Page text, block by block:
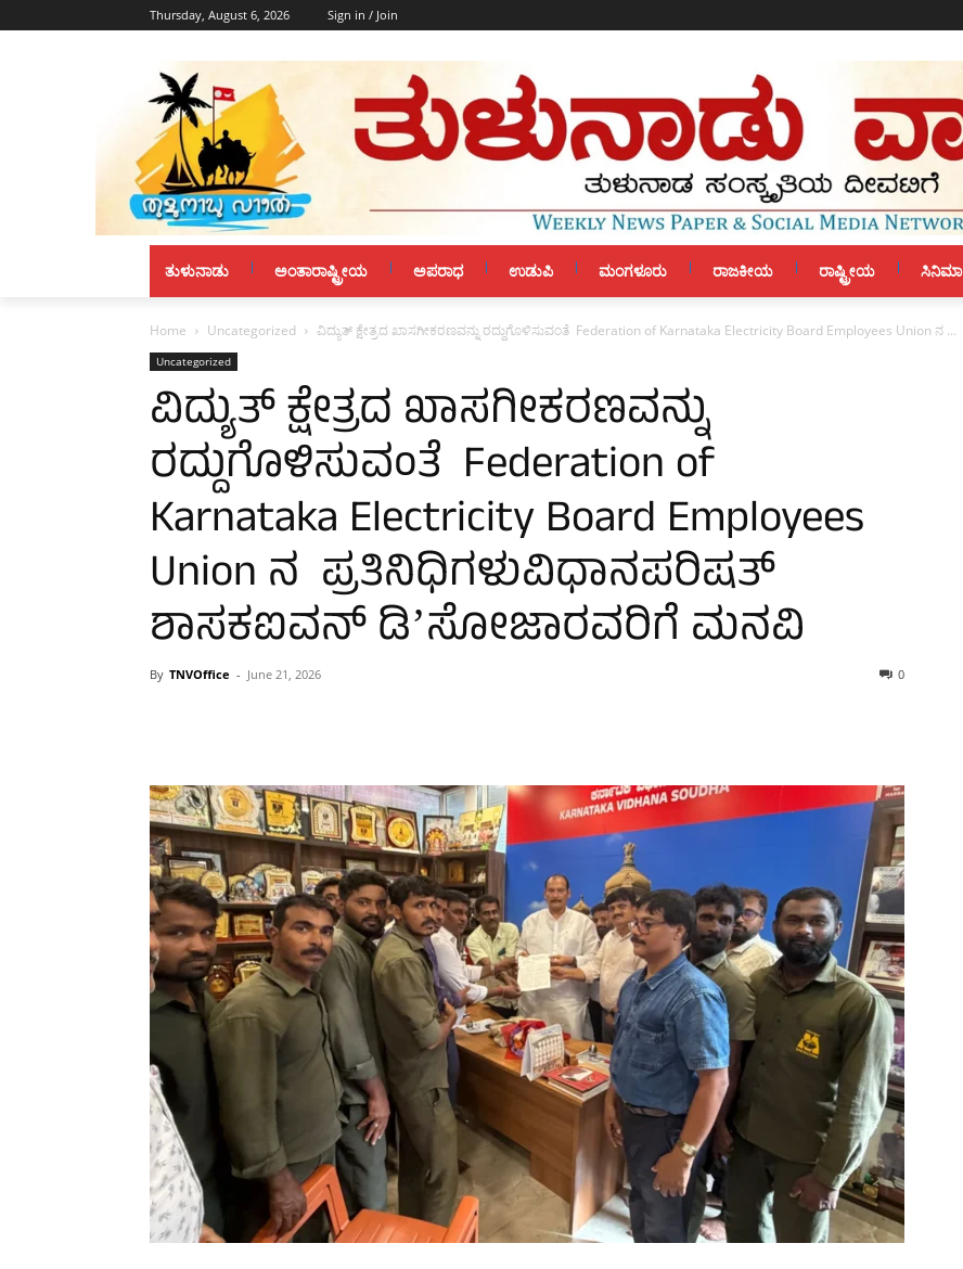
Thursday, August 6, 2026 Sign in / Join
ತುಳುನಾಡು ಅಂತಾರಾಷ್ಟ್ರೀಯ ಅಪರಾಧ ಉಡುಪಿ ಮಂಗಳೂರು ರಾಜಕೀಯ ರಾಷ್ಟ್ರೀಯ ಸಿನಿಮಾ
Home Uncategorized ವಿದ್ಯುತ್‌ ಕ್ಷೇತ್ರದ ಖಾಸಗೀಕರಣವನ್ನು ರದ್ದುಗೊಳಿಸುವಂತೆ Federation of Karnataka Electricity Board Employees Union ನ ...
Uncategorized
ವಿದ್ಯುತ್‌ ಕ್ಷೇತ್ರದ ಖಾಸಗೀಕರಣವನ್ನು
ರದ್ದುಗೊಳಿಸುವಂತೆ Federation of
Karnataka Electricity Board Employees
Union ನ ಪ್ರತಿನಿಧಿಗಳುವಿಧಾನಪರಿಷತ್‌
ಶಾಸಕಐವನ್‌ ಡಿʼಸೋಜಾರವರಿಗೆ ಮನವಿ
By TNVOffice - June 21, 2026 0